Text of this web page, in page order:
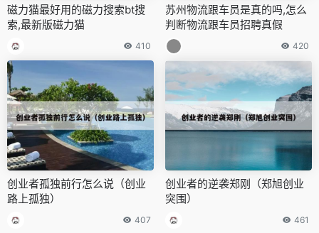
磁力猫最好用的磁力搜索bt搜
索,最新版磁力猫
410
苏州物流跟车员是真的吗,怎么
判断物流跟车员招聘真假
420
创业者孤独前行怎么说（创业
路上孤独）
407
创业者的逆袭郑刚（郑旭创业
突围）
461